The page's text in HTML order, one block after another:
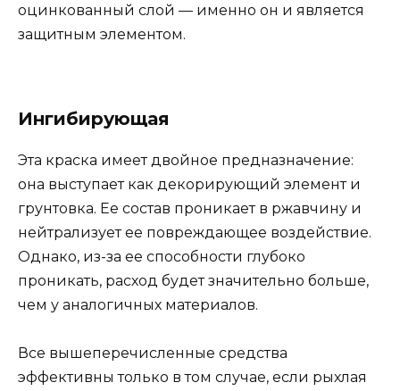
оцинкованный слой — именно он и является
защитным элементом.
Ингибирующая
Эта краска имеет двойное предназначение:
она выступает как декорирующий элемент и
грунтовка. Ее состав проникает в ржавчину и
нейтрализует ее повреждающее воздействие.
Однако, из-за ее способности глубоко
проникать, расход будет значительно больше,
чем у аналогичных материалов.
Все вышеперечисленные средства
эффективны только в том случае, если рыхлая